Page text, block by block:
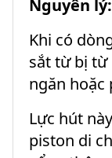
Nguyên lý:
Khi có
sắt từ bị từ
ngăn hoặc
Lực hút
piston di